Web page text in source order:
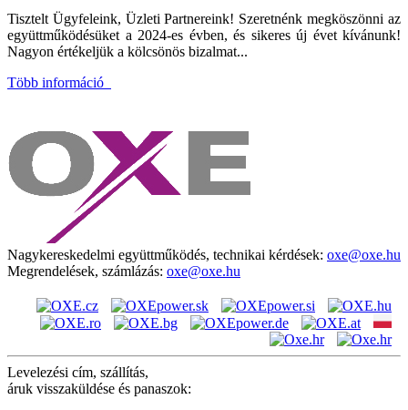
Tisztelt Ügyfeleink, Üzleti Partnereink! Szeretnénk megköszönni az
együttműködésüket a 2024-es évben, és sikeres új évet kívánunk!
Nagyon értékeljük a kölcsönös bizalmat...
Több információ
Nagykereskedelmi együttműködés, technikai kérdések: oxe@oxe.hu
Megrendelések, számlázás: oxe@oxe.hu
Levelezési cím, szállítás,
áruk visszaküldése és panaszok: